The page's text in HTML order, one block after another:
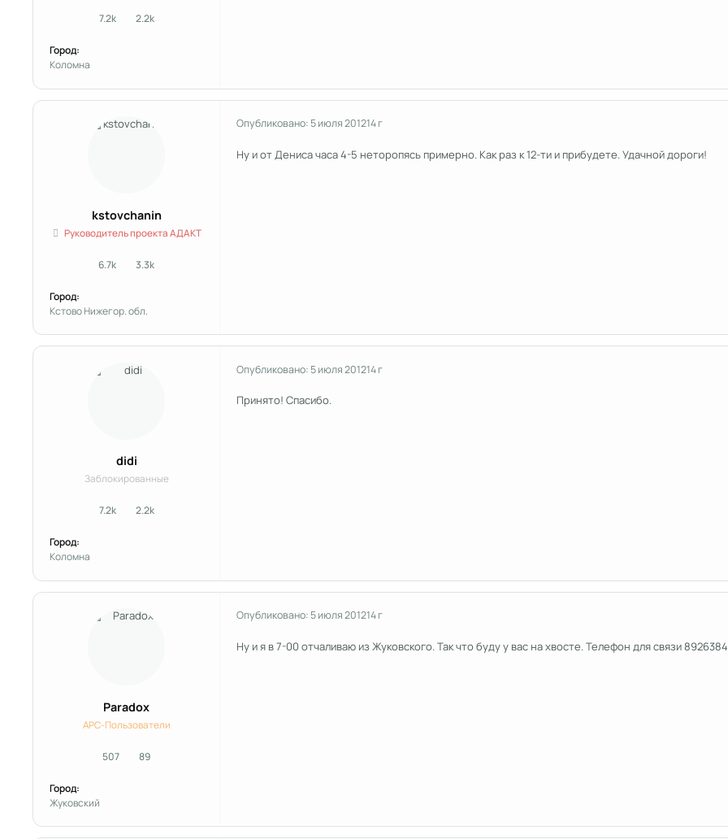
7.2kсообщения
2.2kРепутация
Город:
Коломна
kstоvchanin
Руководитель проекта АДАКТ
6.7kсообщения
3.3kРепутация
Город:
Кстово Нижегор. обл.
Опубликовано: 5 июля 201214 г
Ну и от Дениса часа 4-5 неторопясь примерно. Как раз к 12-ти и прибудете. Удачной дороги!
didi
Заблокированные
7.2kсообщения
2.2kРепутация
Город:
Коломна
Опубликовано: 5 июля 201214 г
Принято! Спасибо.
Paradox
APC-Пользователи
507сообщения
89Репутация
Город:
Жуковский
Опубликовано: 5 июля 201214 г
Ну и я в 7-00 отчаливаю из Жуковского. Так что буду у вас на хвосте. Телефон для связи